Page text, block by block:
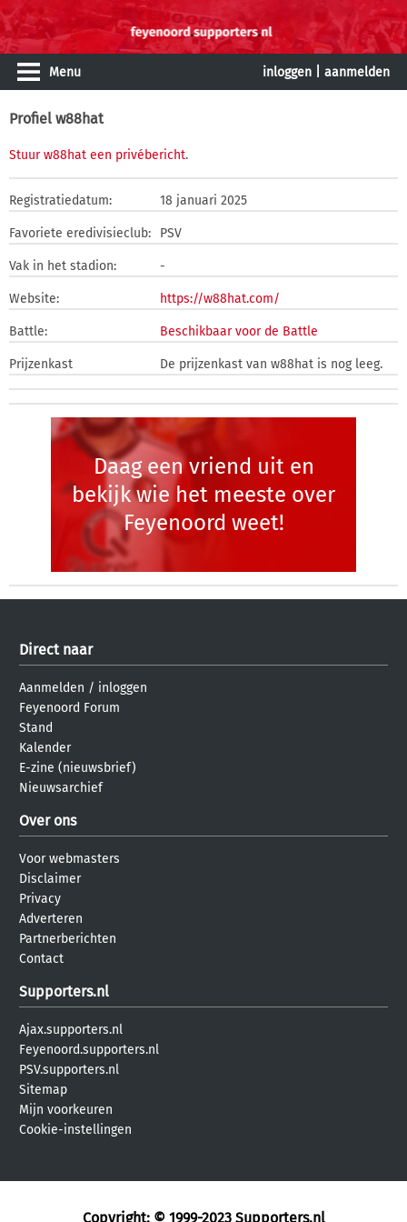
Menu inloggen aanmelden
Profiel w88hat
Stuur w88hat een privébericht.
Registratiedatum: 18 januari 2025
Favoriete eredivisieclub: PSV
Vak in het stadion: -
Website: https://w88hat.com/
Battle: Beschikbaar voor de Battle
Prijzenkast De prijzenkast van w88hat is nog leeg.
Daag een vriend uit en
bekijk wie het meeste over
Feyenoord weet!
Direct naar
Aanmelden / inloggen
Feyenoord Forum
Stand
Kalender
E-zine (nieuwsbrief)
Nieuwsarchief
Over ons
Voor webmasters
Disclaimer
Privacy
Adverteren
Partnerberichten
Contact
Supporters.nl
Ajax.supporters.nl
Feyenoord.supporters.nl
PSV.supporters.nl
Sitemap
Mijn voorkeuren
Cookie-instellingen
Copyright: © 1999-2023 Supporters.nl